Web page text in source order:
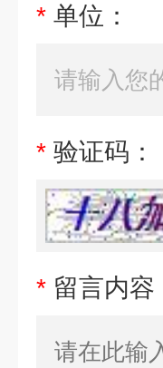
* 单位：
* 验证码：
* 留言内容